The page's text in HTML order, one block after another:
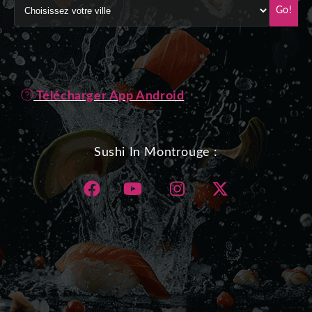
Go!
Télécharger App Android
Sushi In Montrouge :